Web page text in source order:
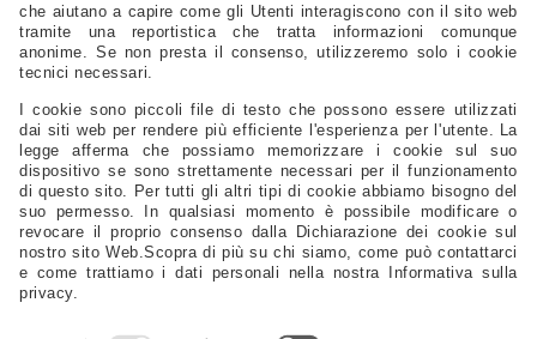
Cucine - Frigoriferi - Sanitari - Idraulica - Raccorderia - Pompe
Elettrica - Luci - Fanali - Energia
Strumentazione - Bussole - Binocoli - Antenne - Elettronica
Sicurezza - Sport - Abbigliamento - Battelli - Alaggio - Carrelli
Vela - Cordame - Coperture - Rivestimenti
Ricambi Motore - Eliche - Anodi - Serbatoi - Filtri
Timonerie - Comandi - Timoni - Flaps - Bow Thruster
Lubrificanti - Colle - Detergenti - Spazzole - Vernici - Utensili
Servizi Da Tavola - Arredo - Oggettistica